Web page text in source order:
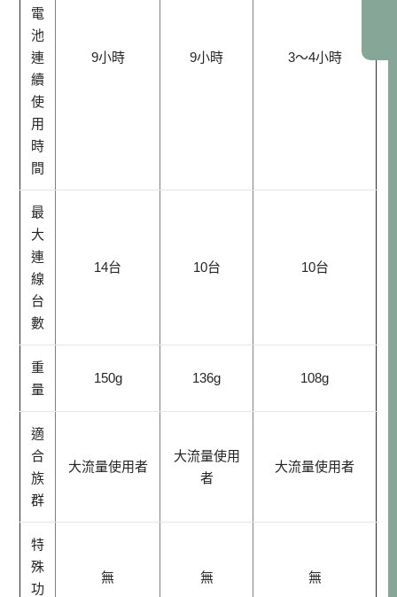
電
池
連
續
使
用
時
間
9小時 9小時 3～4小時
最
大
連
線
台
數
14台 10台 10台
重
量
150g 136g 108g
適
合
族
群
大流量使用者
大流量使用
者
大流量使用者
特
殊
功
無 無 無